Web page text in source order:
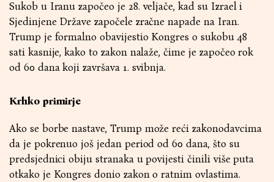
Sukob u Iranu započeo je 28. veljače, kad su Izrael i
Sjedinjene Države započele zračne napade na Iran.
Trump je formalno obavijestio Kongres o sukobu 48
sati kasnije, kako to zakon nalaže, čime je započeo rok
od 60 dana koji završava 1. svibnja.
Krhko primirje
Ako se borbe nastave, Trump može reći zakonodavcima
da je pokrenuo još jedan period od 60 dana, što su
predsjednici obiju stranaka u povijesti činili više puta
otkako je Kongres donio zakon o ratnim ovlastima.